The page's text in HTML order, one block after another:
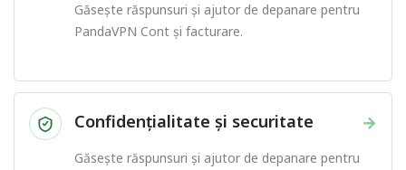
Găsește răspunsuri și ajutor de depanare pentru
PandaVPN Cont și facturare.
→
Confidențialitate și securitate
Găsește răspunsuri și ajutor de depanare pentru